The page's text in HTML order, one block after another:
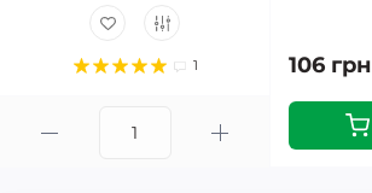
1 106 грн